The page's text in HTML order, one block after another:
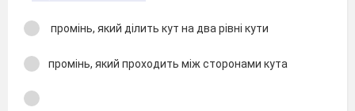
промінь, який ділить кут на два рівні кути
промінь, який проходить між сторонами кута